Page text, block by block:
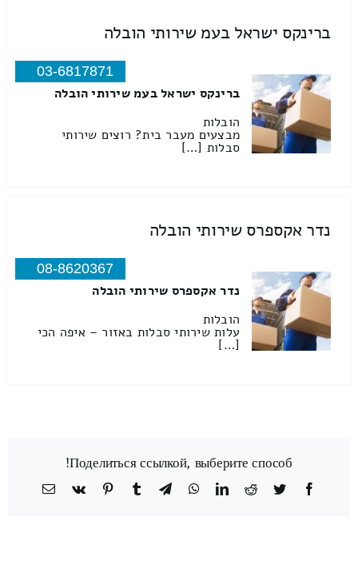
ברינקס ישראל בעמ שירותי הובלה
03-6817871
ברינקס ישראל בעמ שירותי הובלה
הובלות
מבצעים מעבר בית? רוצים שירותי
סבלות […]
נדר אקספרס שירותי הובלה
08-8620367
נדר אקספרס שירותי הובלה
הובלות
עלות שירותי סבלות באזור – איפה הכי
[…]
Поделиться ссылкой, выберите способ!
Facebook
Twitter
Reddit
LinkedIn
WhatsApp
Telegram
Tumblr
Pinterest
Vk
כתובת